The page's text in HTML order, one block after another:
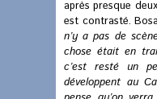
après presque
est contrasté.
n’y a pas de
chose était en
c’est resté un
développent au